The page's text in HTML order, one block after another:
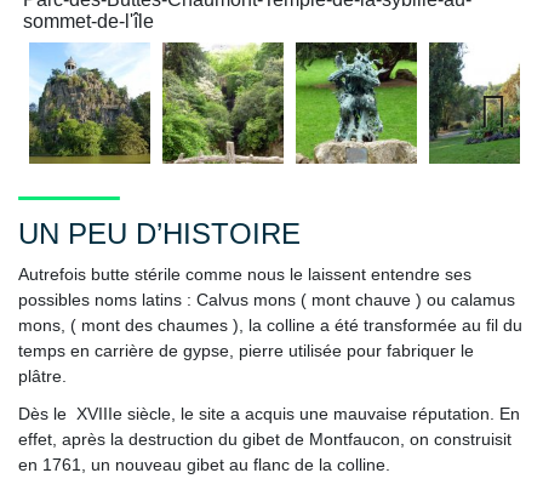
sommet-de-l'île
Next
UN PEU D’HISTOIRE
Autrefois butte stérile comme nous le laissent entendre ses
possibles noms latins : Calvus mons ( mont chauve ) ou calamus
mons, ( mont des chaumes ), la colline a été transformée au fil du
temps en carrière de gypse, pierre utilisée pour fabriquer le
plâtre.
Dès le XVIIIe siècle, le site a acquis une mauvaise réputation.
En
effet, après la destruction du gibet de Montfaucon, on construisit
en 1761, un nouveau gibet au flanc de la colline.